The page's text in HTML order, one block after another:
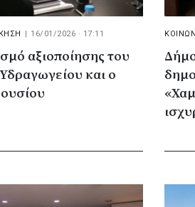
| 16/01/2026 · 17:11
αξιοποίησης του
και ο